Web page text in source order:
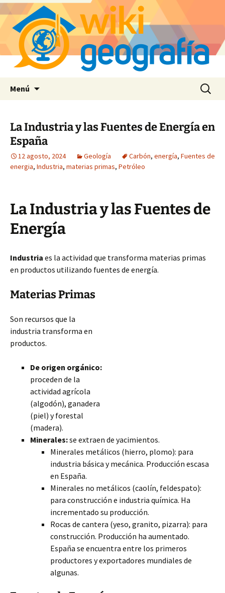
Menú Buscar:
La Industria y las Fuentes de Energía en
España
12 agosto, 2024 Geología Carbón, energía, Fuentes de
energia, Industria, materias primas, Petróleo
La Industria y las Fuentes de
Energía
Industria es la actividad que transforma materias primas
en productos utilizando fuentes de energía.
Materias Primas
Son recursos que la
industria transforma en
productos.
De origen orgánico:
proceden de la
actividad agrícola
(algodón), ganadera
(piel) y forestal
(madera).
Minerales:se extraen de yacimientos.
Minerales metálicos (hierro, plomo): para
industria básica y mecánica. Producción escasa
en España.
Minerales no metálicos (caolín, feldespato):
para construcción e industria química. Ha
incrementado su producción.
Rocas de cantera (yeso, granito, pizarra): para
construcción. Producción ha aumentado.
España se encuentra entre los primeros
productores y exportadores mundiales de
algunas.